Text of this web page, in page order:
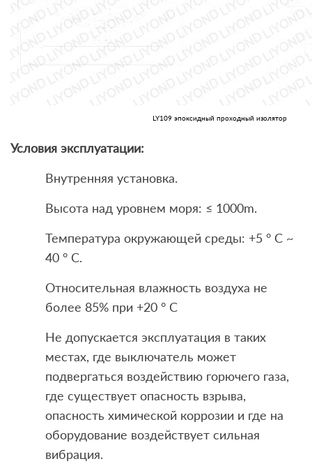
LY109 эпоксидный проходный изолятор
Условия эксплуатации:
Внутренняя установка.
Высота над уровнем моря: ≤ 1000m.
Температура окружающей среды: +5 ° C ~
40 ° С.
Относительная влажность воздуха не
более 85% при +20 ° C
Не допускается эксплуатация в таких
местах, где выключатель может
подвергаться воздействию горючего газа,
где существует опасность взрыва,
опасность химической коррозии и где на
оборудование воздействует сильная
вибрация.